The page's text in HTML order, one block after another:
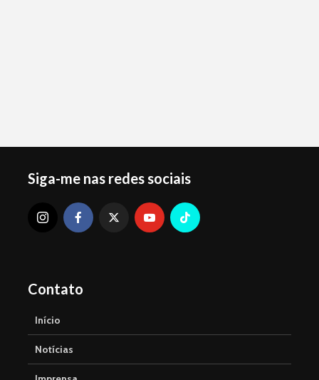
Siga-me nas redes sociais
Contato
Início
Notícias